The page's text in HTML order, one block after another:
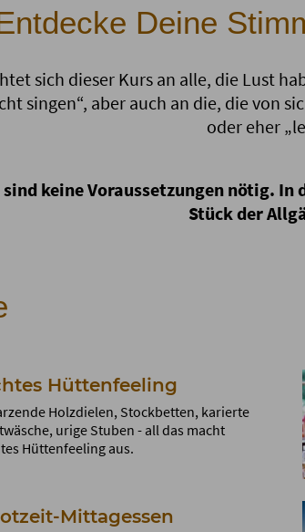
Deine
sich dieser Kurs an alle, die Lust
singen“, aber auch an die, die von
oder eher
sind keine Voraussetzungen nötig.
Stück der
Hüttenfeeling
Holzdielen, Stockbetten, karierte
urige Stuben - all das macht
Hüttenfeeling aus.
Mittagessen